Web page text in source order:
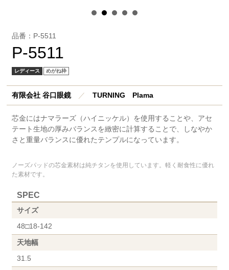
品番：P-5511
P-5511
レディース めがね枠
有限会社 谷口眼鏡／TURNING Plama
芯金にはナマラーズ（ハイニッケル）を使用することや、アセ
テート生地の厚みバランスを緻密に計算することで、しなやか
さと重量バランスに優れたテンプルになっています。
ノーズパッドの芯金素材は純チタンを使用しています。軽く耐食性に優れ
た素材です。
SPEC
サイズ
48□18-142
天地幅
31.5